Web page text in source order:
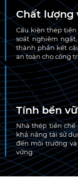
Chất lượng
Cấu kiện thép
soát nghiêm
thành phần kết
an toàn cho công
Tính bền
Nhà thép tiền
khả năng tái sử
đến môi trường
vững.